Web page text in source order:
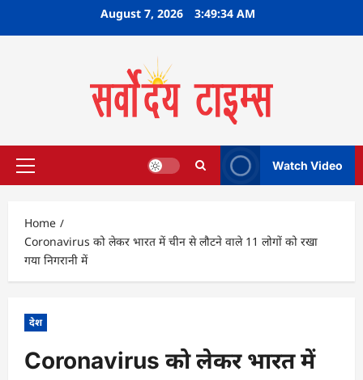
August 7, 2026 3:49:35 AM
Primary
Watch Video
Home
Coronavirus को लेकर भारत में चीन से लौटने वाले 11 लोगों को रखा
गया निगरानी में
देश
Coronavirus को लेकर भारत में